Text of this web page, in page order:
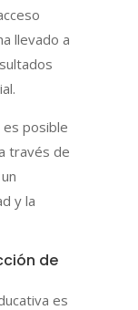
llevado a
posible
través de
y la
de
es